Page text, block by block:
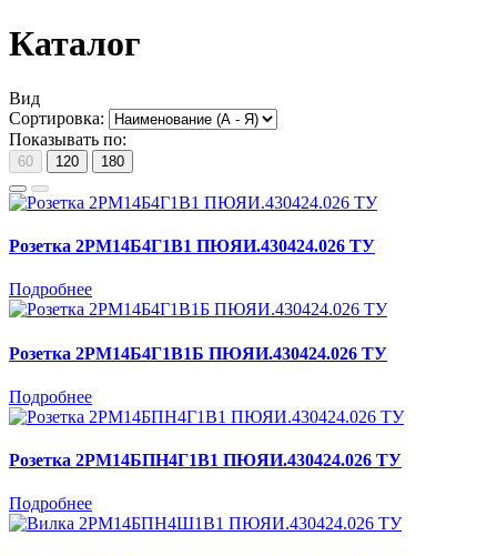
Каталог
Вид
Сортировка:
Показывать по:
60 120 180
Розетка 2РМ14Б4Г1В1 ПЮЯИ.430424.026 ТУ
Подробнее
Розетка 2РМ14Б4Г1В1Б ПЮЯИ.430424.026 ТУ
Подробнее
Розетка 2РМ14БПН4Г1В1 ПЮЯИ.430424.026 ТУ
Подробнее